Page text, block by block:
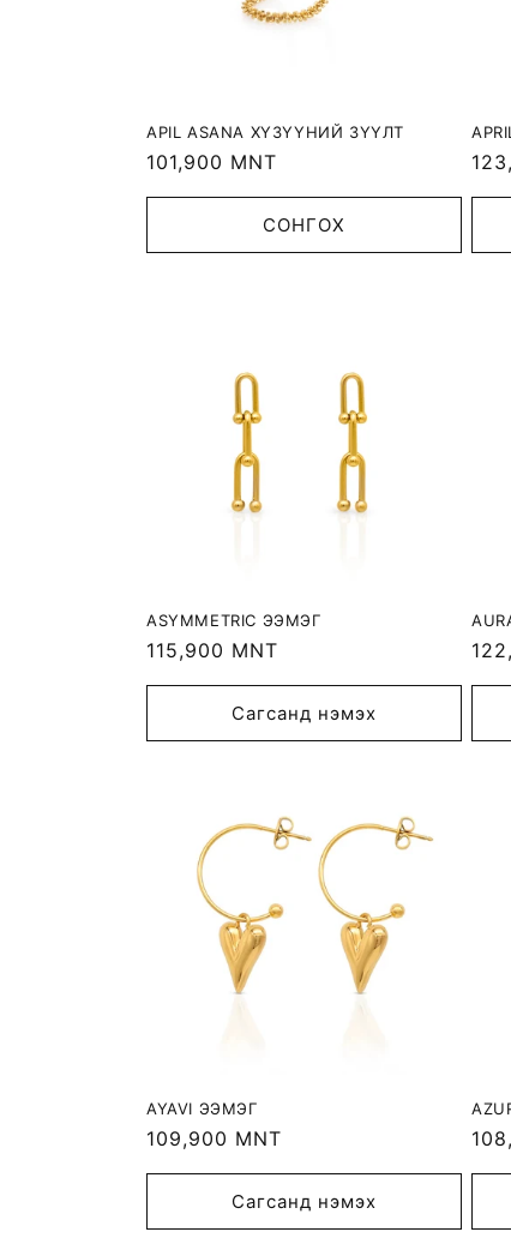
APIL ASANA ХҮЗҮҮНИЙ ЗҮҮЛТ
Regular
price
101,900 MNT
СОНГОХ
ASYMMETRIC ЭЭМЭГ
Regular
price
115,900 MNT
Сагсанд нэмэх
AYAVI ЭЭМЭГ
Regular
price
109,900 MNT
Сагсанд нэмэх